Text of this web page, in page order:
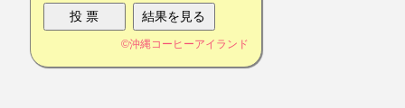
©沖縄コーヒーアイランド